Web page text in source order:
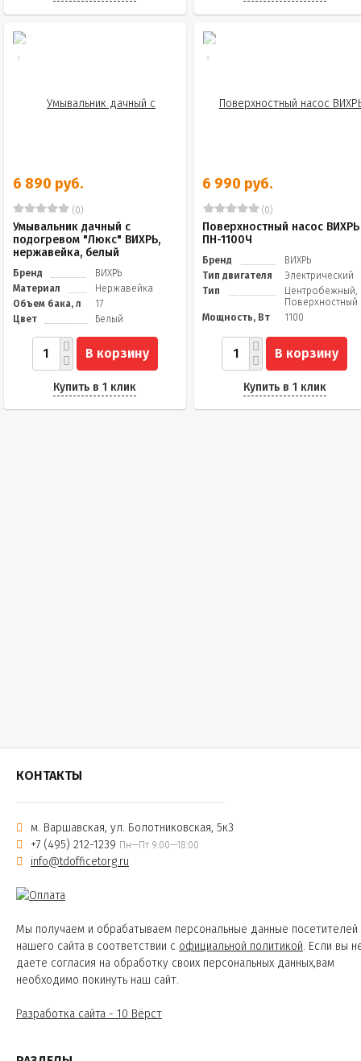
6 890 руб.
(0)
Умывальник дачный с
подогревом "Люкс" ВИХРЬ,
нержавейка, белый
Бренд
ВИХРЬ
Материал
Нержавейка
Объем бака, л
17
Цвет
Белый
В корзину
Купить в 1 клик
6 990 руб.
(0)
Поверхностный насос ВИХРЬ
ПН-1100Ч
Бренд
ВИХРЬ
Тип двигателя
Электрический
Тип
Центробежный,
Поверхностный
Мощность, Вт
1100
В корзину
Купить в 1 клик
КОНТАКТЫ
м. Варшавская, ул. Болотниковская, 5к3
+7 (495) 212-1239 Пн—Пт 9:00—18:00
info@tdofficetorg.ru
Мы получаем и обрабатываем персональные данные посетителей
нашего сайта в соответствии с официальной политикой. Если вы
даете согласия на обработку своих персональных данных,вам
необходимо покинуть наш сайт.
Разработка сайта - 10 Вёрст